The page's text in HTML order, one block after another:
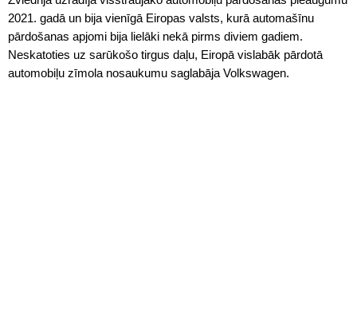
2021. gadā un bija vienīgā Eiropas valsts, kurā automašīnu
pārdošanas apjomi bija lielāki nekā pirms diviem gadiem.
Neskatoties uz sarūkošo tirgus daļu, Eiropā vislabāk pārdotā
automobiļu zīmola nosaukumu saglabāja Volkswagen.